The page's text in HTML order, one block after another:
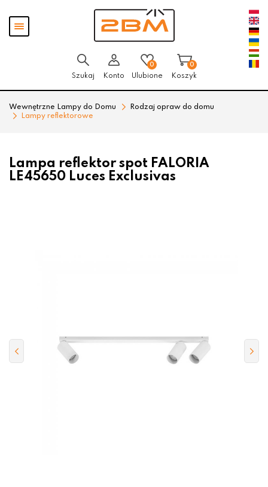
Pokaż
menu
Szukaj Konto
0
Ulubione
0
Koszyk
Wewnętrzne Lampy do Domu
Rodzaj opraw do domu
Lampy reflektorowe
Lampa reflektor spot FALORIA
LE45650 Luces Exclusivas